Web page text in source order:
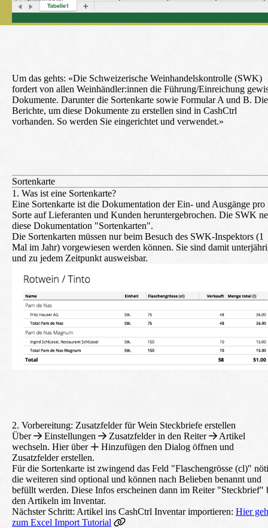
Um das gehts: «Die Schweizerische Weinhandelskontrolle (SWK)
fordert von allen Weinhändler:innen die Führung/Einreichung
Dokumente. Darunter die Sortenkarte sowie Formular A und B. Die
Berichte, um diese Dokumente zu erstellen sind in CashCtrl
vorhanden. So werden Sie eingerichtet und verwendet.»
Sortenkarte
1. Was ist eine Sortenkarte?
Eine Sortenkarte ist die Dokumentation der Ein- und Ausgänge pro
Sorte auf Lieferanten und Kunden heruntergebrochen. Die SWK
diese Dokumentation "Sortenkarten".
Die Sortenkarten müssen nur beim Besuch des SWK-Inspektors (1
Mal im Jahr) vorgewiesen werden können. Sie sind damit
und zu jedem Zeitpunkt ausweisbar.
2. Vorbereitung: Zusatzfelder für Wein Steckbriefe erstellen
Über
Einstellungen Zusatzfelderin den Reiter
Artikel
wechseln. Hier über
Hinzufügen den Dialog öffnen und
Zusatzfelder erstellen.
Für die Sortenkarte ist zwingend das Feld "Flaschengrösse (cl)"
die weiteren sind optional und können nach Belieben benannt und
befüllt werden. Diese Infos erscheinen dann im Reiter "Steckbrief"
den Artikeln im Inventar.
Nächster Schritt: Artikel ins CashCtrl Inventar importieren: Hier
zum Excel Import Tutorial